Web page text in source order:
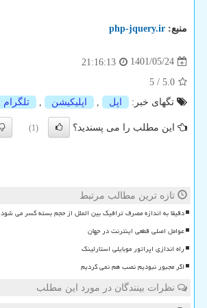
منبع: php-jquery.ir
1401/05/24
21:16:13
5.0
/
5
تگهای خبر:
اپل , اپلیكیشن , تلگرام
این مطلب را می پسندید؟ (1)
تازه ترین مطالب مرتبط
دقیقا به اندازه مصرف ترافیک بین الملل از حجم بسته کسر می شود
عوامل اصلی قطعی اینترنت در جهان
راه اندازی اپراتور موبایلی استارلینک
اگر مجبور نبودیم نصب هم نمی کردیم
نظرات بینندگان در مورد این مطلب